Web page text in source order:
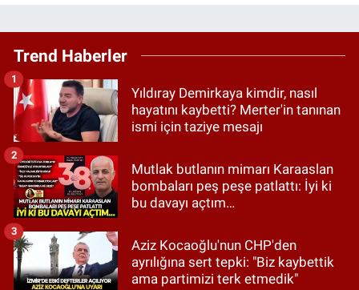
Trend Haberler
Yıldıray Demirkaya kimdir, nasıl
hayatını kaybetti? Merter'in tanınan
ismi için taziye mesajı
1
Mutlak butlanın mimarı Karaaslan
bombaları peş peşe patlattı: İyi ki
bu davayı açtım…
2
Aziz Kocaoğlu'nun CHP'den
ayrılığına sert tepki: "Biz kaybettik
ama partimizi terk etmedik"
3